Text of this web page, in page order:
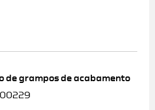
de grampos de acabamento